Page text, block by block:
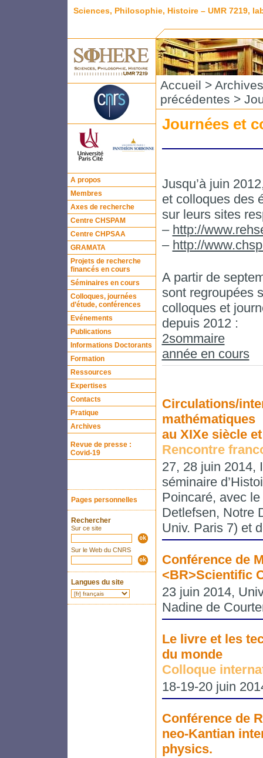
Sciences, Philosophie, Histoire – UMR 7219,
A propos
Membres
Axes de recherche
Centre CHSPAM
Centre CHPSAA
GRAMATA
Projets de recherche
financés en cours
Séminaires en cours
Colloques, journées
d’étude, conférences
Evénements
Publications
Informations Doctorants
Formation
Ressources
Expertises
Contacts
Pratique
Archives
Revue de presse :
Covid-19
Pages personnelles
Rechercher
Sur ce site
Sur le Web du CNRS
Langues du site
Accueil > Archives
précédentes >
Journées et
Jusqu’à juin
et colloques des
sur leurs sites
– http://
– http://
A partir de
sont regroupées
colloques et
depuis 2012 :
2sommaire
année en cours
Circulations/
mathématiques
au XIXe siècle
Rencontre
27, 28 juin 2014,
séminaire
Poincaré, avec
Detlefsen, Notre
Univ. Paris 7) et
Conférence de
<BR>Scientific
23 juin 2014,
Nadine de
Le livre et les
du monde
Colloque
18-19-20 juin
Conférence de
neo-Kantian
physics.